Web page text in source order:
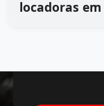
locadoras em